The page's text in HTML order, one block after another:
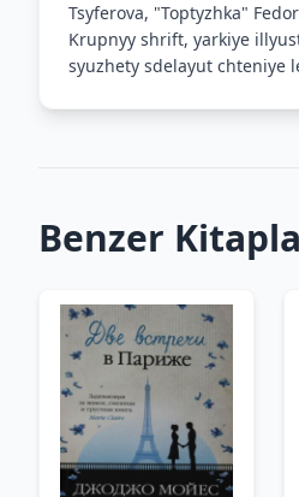
Tsyferova, "Toptyzhka"
Krupnyy shrift, yarkiye
syuzhety sdelayut chteniye
Benzer